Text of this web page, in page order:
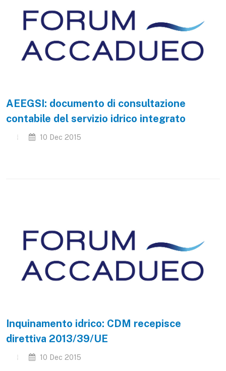
AEEGSI: documento di consultazione
contabile del servizio idrico integrato
10 Dec 2015
Inquinamento idrico: CDM recepisce
direttiva 2013/39/UE
10 Dec 2015